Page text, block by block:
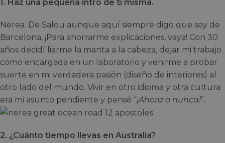
1. Haz una pequeña intro de ti misma.
Nerea. De Salou aunque aquí siempre digo que soy de
Barcelona, ¡Para ahorrarme explicaciones, vaya! Con 30
años decidí liarme la manta a la cabeza, dejar mi trabajo
como encargada en un laboratorio y venirme a probar
suerte en mi verdadera pasión (diseño de interiores) al
otro lado del mundo. Vivir en otro idioma y otra cultura
era mi asunto pendiente y pensé “¡Ahora o nunca!”.
2. ¿Cuánto tiempo llevas en Australia?